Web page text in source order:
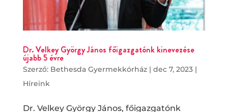
Dr. Velkey György János főigazgatónk kinevezése
újabb 5 évre
Szerző: Bethesda Gyermekkórház| dec 7, 2023|
Híreink
Dr. Velkey György János, főigazgatónk